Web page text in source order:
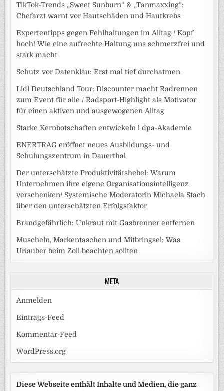
TikTok-Trends „Sweet Sunburn“ & „Tanmaxxing“:
Chefarzt warnt vor Hautschäden und Hautkrebs
Expertentipps gegen Fehlhaltungen im Alltag / Kopf
hoch! Wie eine aufrechte Haltung uns schmerzfrei und
stark macht
Schutz vor Datenklau: Erst mal tief durchatmen
Lidl Deutschland Tour: Discounter macht Radrennen
zum Event für alle / Radsport-Highlight als Motivator
für einen aktiven und ausgewogenen Alltag
Starke Kernbotschaften entwickeln l dpa-Akademie
ENERTRAG eröffnet neues Ausbildungs- und
Schulungszentrum in Dauerthal
Der unterschätzte Produktivitätshebel: Warum
Unternehmen ihre eigene Organisationsintelligenz
verschenken/ Systemische Moderatorin Michaela Stach
über den unterschätzten Erfolgsfaktor
Brandgefährlich: Unkraut mit Gasbrenner entfernen
Muscheln, Markentaschen und Mitbringsel: Was
Urlauber beim Zoll beachten sollten
META
Anmelden
Eintrags-Feed
Kommentar-Feed
WordPress.org
Diese Webseite enthält Inhalte und Medien, die ganz